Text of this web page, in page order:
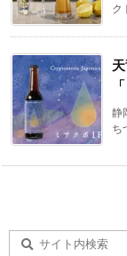
ク
静
ち